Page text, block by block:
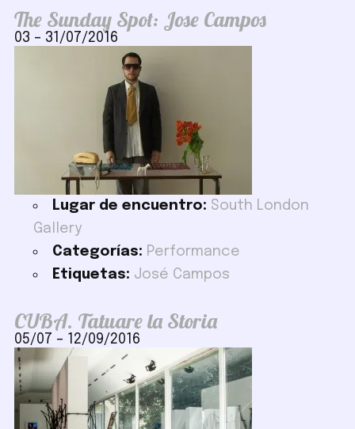
The Sunday Spot: Jose Campos
03 – 31/07/2016
Lugar de encuentro: South London
Gallery
Categorías: Performance
Etiquetas: José Campos
CUBA. Tatuare la Storia
05/07 – 12/09/2016